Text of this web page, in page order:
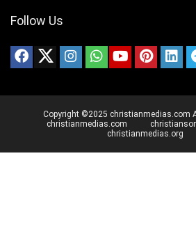
Follow Us
Copyright ©2025 christianmedias.com
christianmedias.com
christianmedias.org